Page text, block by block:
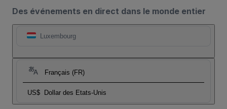
Des événements en direct dans le monde entier
Luxembourg
Français (FR)
US$ Dollar des Etats-Unis